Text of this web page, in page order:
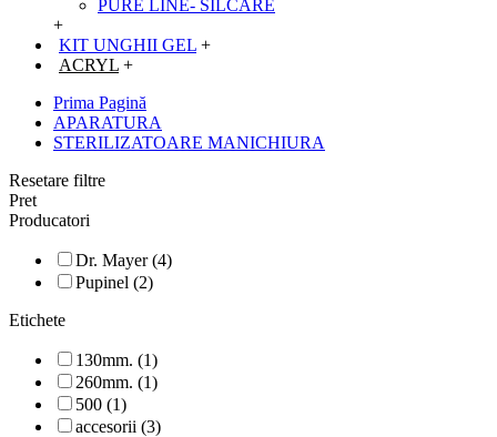
PURE LINE- SILCARE
+
KIT UNGHII GEL +
ACRYL +
Prima Pagină
APARATURA
STERILIZATOARE MANICHIURA
Resetare filtre
Pret
Producatori
Dr. Mayer (4)
Pupinel (2)
Etichete
130mm. (1)
260mm. (1)
500 (1)
accesorii (3)